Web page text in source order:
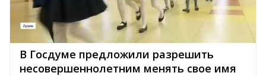
В Госдуме предложили разрешить
несовершеннолетним менять свое имя